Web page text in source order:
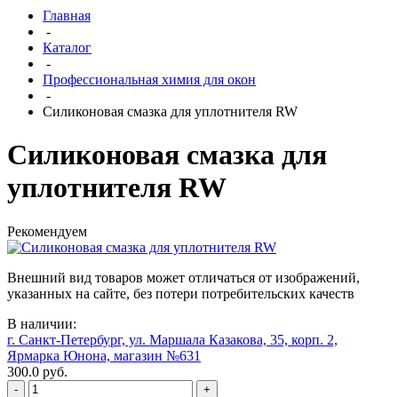
Главная
-
Каталог
-
Профессиональная химия для окон
-
Силиконовая смазка для уплотнителя RW
Силиконовая смазка для
уплотнителя RW
Рекомендуем
Внешний вид товаров может отличаться от изображений,
указанных на сайте, без потери потребительских качеств
В наличии:
г. Санкт-Петербург, ул. Маршала Казакова, 35, корп. 2,
Ярмарка Юнона, магазин №631
300.0 руб.
- +